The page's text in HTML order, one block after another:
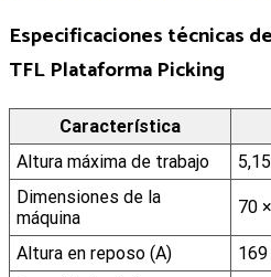
Especificaciones técnicas
TFL Plataforma Picking
Característica
Altura máxima de trabajo
Dimensiones de la
máquina
70
Altura en reposo (A)